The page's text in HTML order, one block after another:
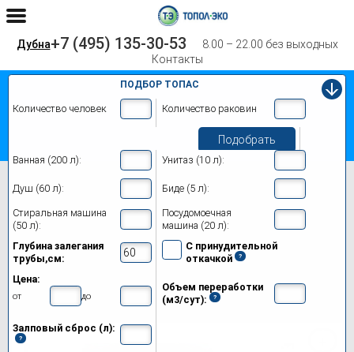
Дубна+7 (495) 135-30-53
8.00 – 22.00 без выходных
Контакты
ПОДБОР ТОПАС
Количество человек Количество раковин
Подобрать
Ванная (200 л): Унитаз (10 л):
Душ (60 л): Биде (5 л):
Стиральная машина
(50 л):
Посудомоечная
машина (20 л):
Глубина залегания
трубы,см:
С принудительной
откачкой
Цена:
от до
Объем переработки
(м3/сут):
Залповый сброс (л):
Септик Топас 100 Пр в Дубне
Модификации
Цены на монтаж
Обслуживание